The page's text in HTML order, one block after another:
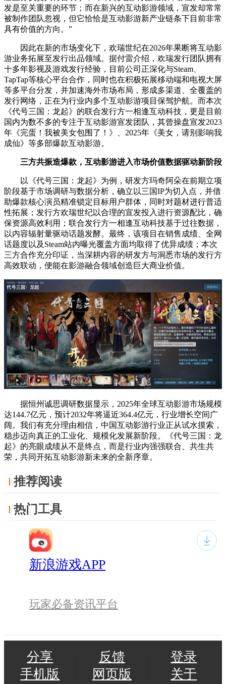
发是至关重要的环节；而在新兴的互动影游领域，宣发却常常
被制作团队忽视，但它恰恰是互动影游新产业链条下目前非常
具有价值的方向。”
因此在新的市场变化下，欢瑞世纪在2026年果断将互动影
游业务拓展至发行出品领域。据付雷介绍，欢瑞发行团队拥有
十多年影视及游戏发行经验，目前公司正深化与Steam、
TapTap等核心平台合作，同时也在积极拓展移动端和电视大屏
等多平台分发，并加速海外市场布局，形成多渠道、全覆盖的
发行网络，正在为行业内多个互动影游项目保驾护航。而本次
《代号三国：龙起》的联合发行方一相逢互动科技，更是目前
国内为数不多的专注于互动影游宣发团队，其曾操盘宣发2023
年《完蛋！我被美女包围了！》、2025年《美女，请别影响我
成仙》等多部爆款互动影游。
三方共振造爆款，互动影游进入市场价值数据驱动新阶段
以《代号三国：龙起》为例，研发方玛奇阿朵在前期立项
阶段基于市场调研与数据分析，确立以三国IP为切入点，并借
助爆款核心演员精准锁定目标用户群体，同时对题材进行普适
性拓展；发行方欢瑞世纪以合理的宣发投入进行资源配比，确
保资源高效利用；联合发行方一相逢互动科技基于过往数据，
以内容辐射量驱动话题发酵。最终，该项目在销售成绩、全网
话题度以及Steam站内曝光覆盖方面均取得了优异成绩；本次
三方合作充分印证，当深耕内容的研发方与洞悉市场的发行方
高效联动，便能在影游融合领域创造巨大商业价值。
据恒州诚思调研数据显示，2025年全球互动影游市场规模
达144.7亿元，预计2032年将逼近364.4亿元，行业增长空间广
阔。我们有充分理由相信，中国互动影游行业正从试水摸索，
稳步迈向真正的工业化、规模化发展新阶段。《代号三国：龙
起》的亮眼成绩从不是终点，而是行业内强强联合、共生共
荣，共同开拓互动影游新未来的全新序章。
推荐阅读
热门工具
新浪游戏APP
玩家必备资讯平台
分享
手机版
反馈
网页版
登录
关于